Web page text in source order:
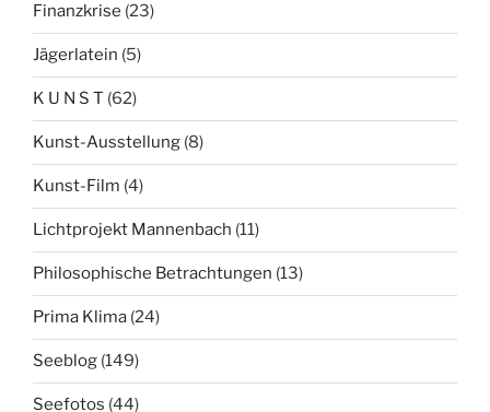
Finanzkrise (23)
Jägerlatein (5)
K U N S T (62)
Kunst-Ausstellung (8)
Kunst-Film (4)
Lichtprojekt Mannenbach (11)
Philosophische Betrachtungen (13)
Prima Klima (24)
Seeblog (149)
Seefotos (44)